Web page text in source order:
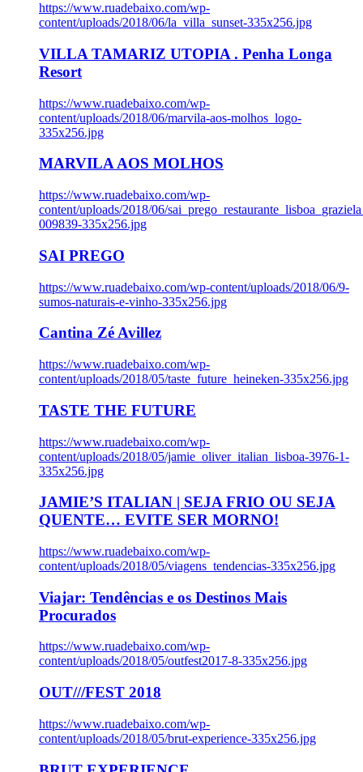
https://www.ruadebaixo.com/wp-
content/uploads/2018/06/la_villa_sunset-335x256.jpg
VILLA TAMARIZ UTOPIA . Penha Longa
Resort
https://www.ruadebaixo.com/wp-
content/uploads/2018/06/marvila-aos-molhos_logo-
335x256.jpg
MARVILA AOS MOLHOS
https://www.ruadebaixo.com/wp-
content/uploads/2018/06/
009839-335x256.jpg
SAI PREGO
https://www.ruadebaixo.com/wp-content/uploads/2018/06/9-
sumos-naturais-e-vinho-335x256.jpg
Cantina Zé Avillez
https://www.ruadebaixo.com/wp-
content/uploads/2018/05/taste_future_heineken-335x256.jpg
TASTE THE FUTURE
https://www.ruadebaixo.com/wp-
content/uploads/2018/05/jamie_oliver_italian_lisboa-3976-1-
335x256.jpg
JAMIE’S ITALIAN | SEJA FRIO OU SEJA
QUENTE… EVITE SER MORNO!
https://www.ruadebaixo.com/wp-
content/uploads/2018/05/viagens_tendencias-335x256.jpg
Viajar: Tendências e os Destinos Mais
Procurados
https://www.ruadebaixo.com/wp-
content/uploads/2018/05/outfest2017-8-335x256.jpg
OUT///FEST 2018
https://www.ruadebaixo.com/wp-
content/uploads/2018/05/brut-experience-335x256.jpg